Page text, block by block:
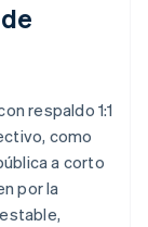
respaldo 1:1
como
a corto
por la